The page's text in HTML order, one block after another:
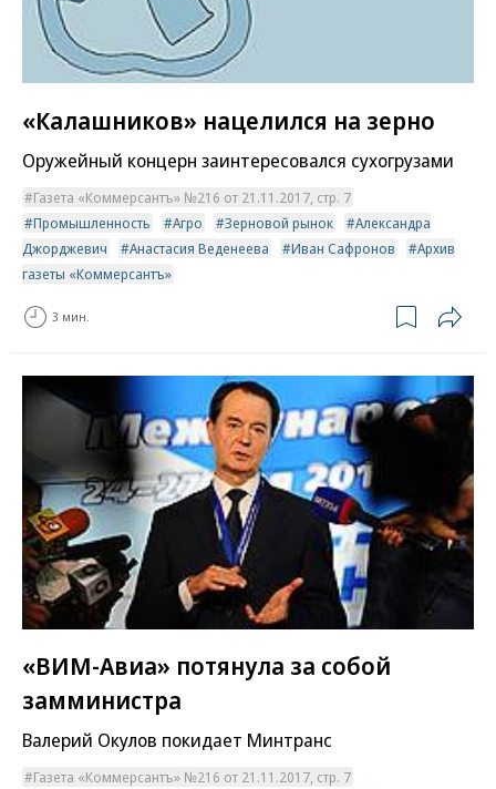
«Калашников» нацелился на зерно
Оружейный концерн заинтересовался сухогрузами
Газета «Коммерсантъ» №216 от 21.11.2017, стр. 7
Промышленность
Агро Зерновой рынок
Александра
Джорджевич
Анастасия Веденеева Иван Сафронов
Архив
газеты «Коммерсантъ»
3 мин.
«ВИМ-Авиа» потянула за собой
замминистра
Валерий Окулов покидает Минтранс
Газета «Коммерсантъ» №216 от 21.11.2017, стр. 7